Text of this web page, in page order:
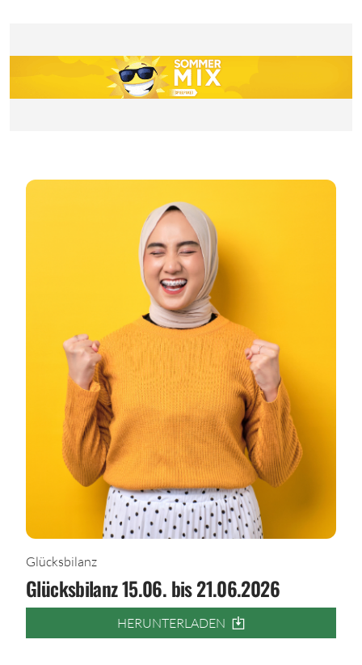
Glücksbilanz
Glücksbilanz 15.06. bis 21.06.2026
HERUNTERLADEN